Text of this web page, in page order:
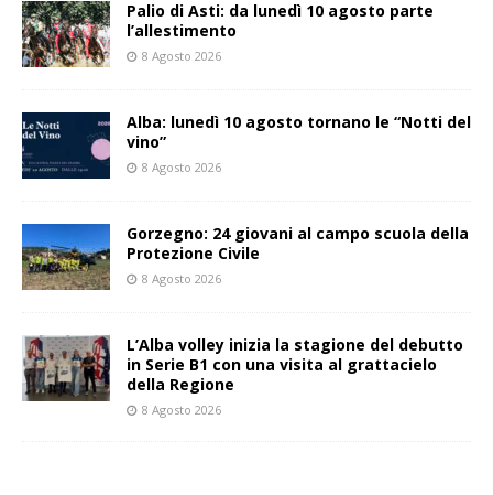
Palio di Asti: da lunedì 10 agosto parte
l’allestimento
8 Agosto 2026
Alba: lunedì 10 agosto tornano le “Notti del
vino”
8 Agosto 2026
Gorzegno: 24 giovani al campo scuola della
Protezione Civile
8 Agosto 2026
L’Alba volley inizia la stagione del debutto
in Serie B1 con una visita al grattacielo
della Regione
8 Agosto 2026